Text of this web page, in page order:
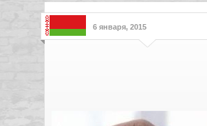
6 января, 2015